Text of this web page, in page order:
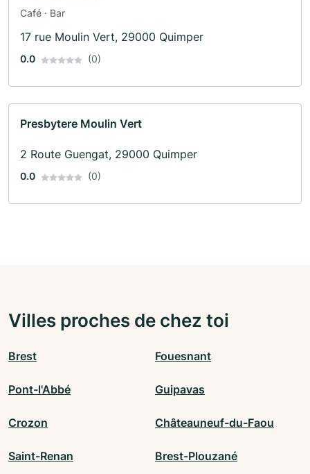
Café · Bar
17 rue Moulin Vert, 29000 Quimper
0.0 (0)
Presbytere Moulin Vert
2 Route Guengat, 29000 Quimper
0.0 (0)
Villes proches de chez toi
Brest Fouesnant
Pont-l'Abbé Guipavas
Crozon Châteauneuf-du-Faou
Saint-Renan Brest-Plouzané